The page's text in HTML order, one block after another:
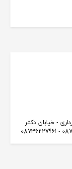
- خیابان دکتر